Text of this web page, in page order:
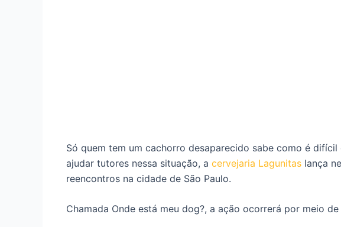
Só quem tem um cachorro desaparecido sabe como é
ajudar tutores nessa situação, a cervejaria Lagunitas lança
reencontros na cidade de São Paulo.
Chamada Onde está meu dog?, a ação ocorrerá por meio